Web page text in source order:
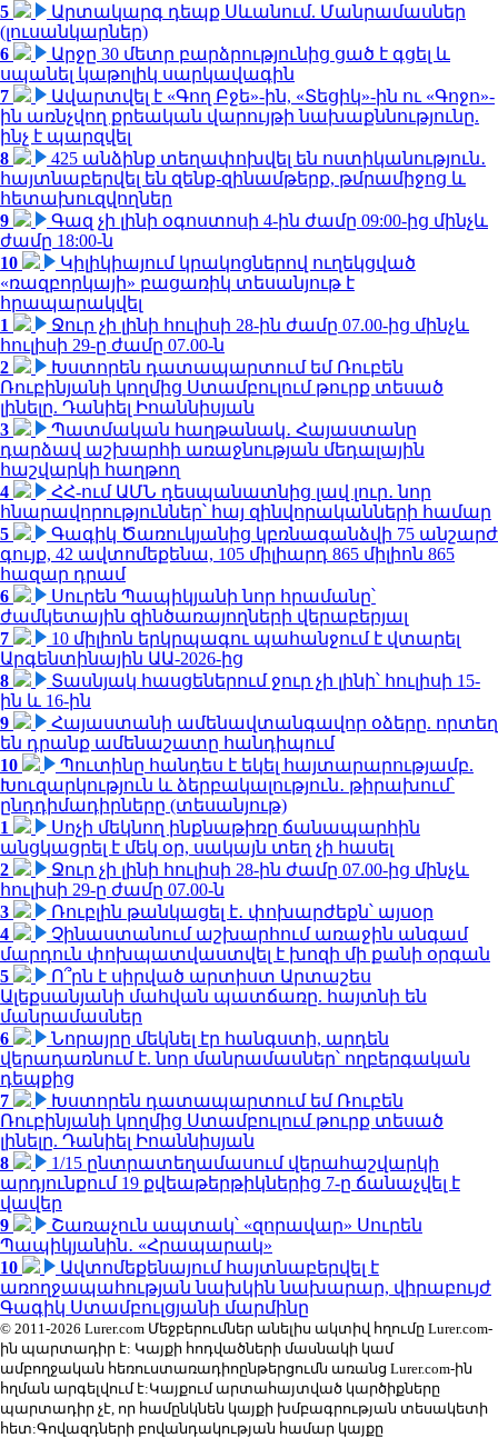
5
Արտակարգ դեպք Սևանում. Մանրամասներ
(լուսանկարներ)
6
Արջը 30 մետր բարձրությունից ցած է գցել և
սպանել կաթոլիկ սարկավագին
7
Ավարտվել է «Գող Բջե»-ին, «Տեցիկ»-ին ու «Գոջո»-
ին առնչվող քրեական վարույթի նախաքննությունը.
ինչ է պարզվել
8
425 անձինք տեղափոխվել են ոստիկանություն․
հայտնաբերվել են զենք-զինամթերք, թմրամիջոց և
հետախուզվողներ
9
Գազ չի լինի օգոստոսի 4-ին ժամը 09:00-ից մինչև
ժամը 18:00-ն
10
Կիլիկիայում կրակոցներով ուղեկցված
«ռազբորկայի» բացառիկ տեսանյութ է
հրապարակվել
1
Ջուր չի լինի հուլիսի 28-ին ժամը 07.00-ից մինչև
հուլիսի 29-ը ժամը 07.00-ն
2
Խստորեն դատապարտում եմ Ռուբեն
Ռուբինյանի կողմից Ստամբուլում թուրք տեսած
լինելը. Դանիել Իոաննիսյան
3
Պատմական հաղթանակ․ Հայաստանը
դարձավ աշխարհի առաջնության մեդալային
հաշվարկի հաղթող
4
ՀՀ-ում ԱՄՆ դեսպանատնից լավ լուր․ նոր
հնարավորություններ՝ հայ զինվորականների համար
5
Գագիկ Ծառուկյանից կբռնագանձվի 75 անշարժ
գույք, 42 ավտոմեքենա, 105 միլիարդ 865 միլիոն 865
հազար դրամ
6
Սուրեն Պապիկյանի նոր հրամանը՝
ժամկետային զինծառայողների վերաբերյալ
7
10 միլիոն երկրպագու պահանջում է վտարել
Արգենտինային ԱԱ-2026-ից
8
Տասնյակ հասցեներում ջուր չի լինի՝ հուլիսի 15-
ին և 16-ին
9
Հայաստանի ամենավտանգավոր օձերը. որտեղ
են դրանք ամենաշատը հանդիպում
10
Պուտինը հանդես է եկել հայտարարությամբ.
Խուզարկություն և ձերբակալություն․ թիրախում՝
ընդդիմադիրները (տեսանյութ)
1
Սոչի մեկնող ինքնաթիռը ճանապարհին
անցկացրել է մեկ օր, սակայն տեղ չի հասել
2
Ջուր չի լինի հուլիսի 28-ին ժամը 07.00-ից մինչև
հուլիսի 29-ը ժամը 07.00-ն
3
Ռուբլին թանկացել է․ փոխարժեքն՝ այսօր
4
Չինաստանում աշխարհում առաջին անգամ
մարդուն փոխպատվաստվել է խոզի մի քանի օրգան
5
Ո՞րն է սիրված արտիստ Արտաշես
Ալեքսանյանի մահվան պատճառը. հայտնի են
մանրամասներ
6
Նորայրը մեկնել էր հանգստի, արդեն
վերադառնում է. նոր մանրամասներ՝ ողբերգական
դեպքից
7
Խստորեն դատապարտում եմ Ռուբեն
Ռուբինյանի կողմից Ստամբուլում թուրք տեսած
լինելը. Դանիել Իոաննիսյան
8
1/15 ընտրատեղամասում վերահաշվարկի
արդյունքում 19 քվեաթերթիկներից 7-ը ճանաչվել է
վավեր
9
Շառաչուն ապտակ՝ «զորավար» Սուրեն
Պապիկյանին․ «Հրապարակ»
10
Ավտոմեքենայում հայտնաբերվել է
առողջապահության նախկին նախարար, վիրաբույժ
Գագիկ Ստամբուլցյանի մարմինը
© 2011-2026 Lurer.com Մեջբերումներ անելիս ակտիվ հղումը Lurer.com-
ին պարտադիր է: Կայքի հոդվածների մասնակի կամ
ամբողջական հեռուստառադիոընթերցումն առանց Lurer.com-ին
հղման արգելվում է:Կայքում արտահայտված կարծիքները
պարտադիր չէ, որ համընկնեն կայքի խմբագրության տեսակետի
հետ:Գովազդների բովանդակության համար կայքը